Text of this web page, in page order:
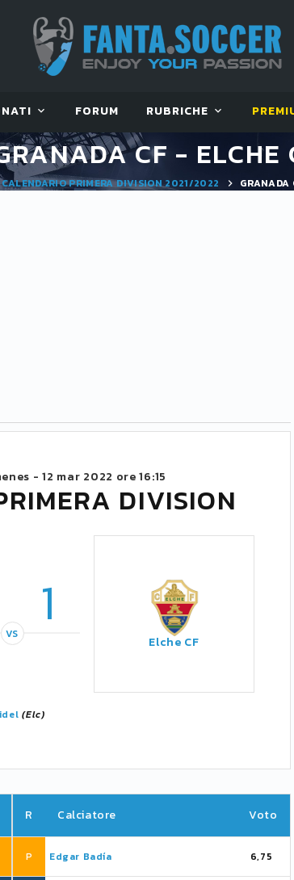
FORUM RUBRICHE
CF - ELCHE
CALENDARIO PRIMERA DIVISION 2021/2022 GRANADA
-12 mar 2022 ore 16:15
DIVISION
1
VS Elche CF
(Elc)
R Calciatore Voto
P Edgar Badía 6,75